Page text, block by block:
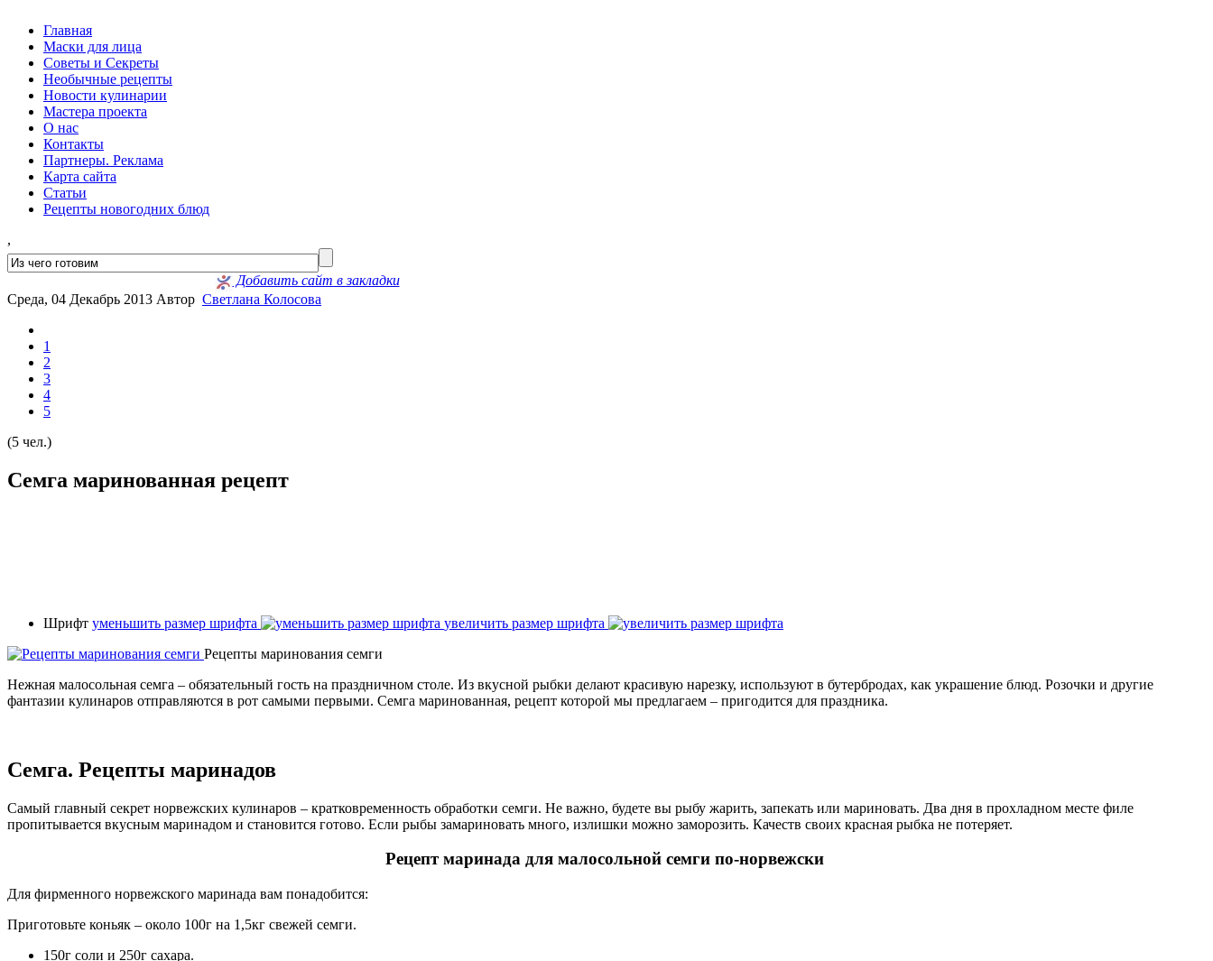
Главная
Маски для лица
Советы и Секреты
Необычные рецепты
Новости кулинарии
Мастера проекта
О нас
Контакты
Партнеры. Реклама
Карта сайта
Статьи
Рецепты новогодних блюд
,
Добавить сайт в закладки
Среда, 04 Декабрь 2013 Автор Светлана Колосова
1
2
3
4
5
(5 чел.)
Семга маринованная рецепт
Шрифт уменьшить размер шрифта
увеличить размер шрифта
Рецепты маринования семги
Нежная малосольная семга – обязательный гость на праздничном столе. Из вкусной рыбки делают красивую нарезку, используют в бутербродах, как украшение блюд. Розочки и другие
фантазии кулинаров отправляются в рот самыми первыми. Семга маринованная, рецепт которой мы предлагаем – пригодится для праздника.
Семга. Рецепты маринадов
Самый главный секрет норвежских кулинаров – кратковременность обработки семги. Не важно, будете вы рыбу жарить, запекать или мариновать. Два дня в прохладном месте филе
пропитывается вкусным маринадом и становится готово. Если рыбы замариновать много, излишки можно заморозить. Качеств своих красная рыбка не потеряет.
Рецепт маринада для малосольной семги по-норвежски
Для фирменного норвежского маринада вам понадобится:
Приготовьте коньяк – около 100г на 1,5кг свежей семги.
150г соли и 250г сахара.